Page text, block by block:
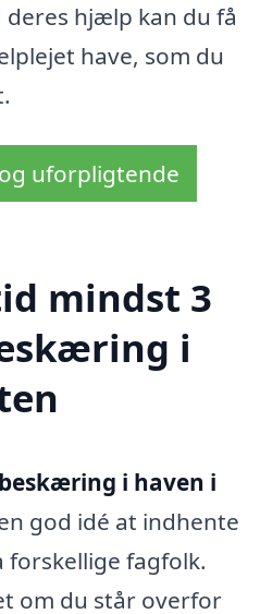
deres hjælp kan du få
have, som du
uforpligtende
mindst 3
i
beskæring i haven i
god idé at indhente
fagfolk.
om du står overfor